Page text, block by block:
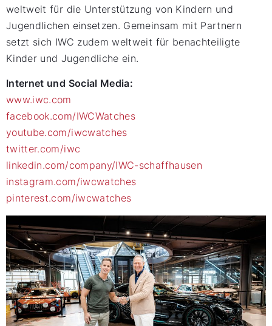
weltweit für die Unterstützung von Kindern und
Jugendlichen einsetzen. Gemeinsam mit Partnern
setzt sich IWC zudem weltweit für benachteiligte
Kinder und Jugendliche ein.
Internet und Social Media:
www.iwc.com
facebook.com/IWCWatches
youtube.com/iwcwatches
twitter.com/iwc
linkedin.com/company/IWC-schaffhausen
instagram.com/iwcwatches
pinterest.com/iwcwatches